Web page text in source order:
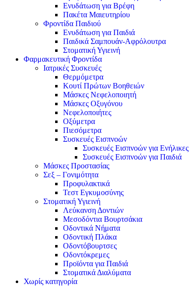
Ενυδάτωση για Βρέφη
Πακέτα Μαιευτηρίου
Φροντίδα Παιδιού
Ενυδάτωση για Παιδιά
Παιδικά Σαμπουάν-Αφρόλουτρα
Στοματική Υγιεινή
Φαρμακευτική Φροντίδα
Ιατρικές Συσκευές
Θερμόμετρα
Κουτί Πρώτων Βοηθειών
Μάσκες Νεφελοποιητή
Μάσκες Οξυγόνου
Νεφελοποιήτες
Οξύμετρα
Πιεσόμετρα
Συσκευές Εισπνοών
Συσκευές Εισπνοών για Ενήλικες
Συσκευές Εισπνοών για Παιδιά
Μάσκες Προστασίας
Σεξ – Γονιμότητα
Προφυλακτικά
Τεστ Εγκυμοσύνης
Στοματική Υγιεινή
Λεύκανση Δοντιών
Μεσοδόντια Βουρτσάκια
Οδοντικά Νήματα
Οδοντική Πλάκα
Οδοντόβουρτσες
Οδοντόκρεμες
Προϊόντα για Παιδιά
Στοματικά Διαλύματα
Χωρίς κατηγορία